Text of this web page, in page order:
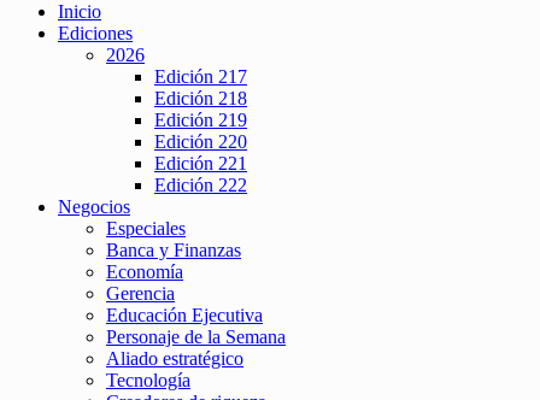
Inicio
Ediciones
2026
Edición 217
Edición 218
Edición 219
Edición 220
Edición 221
Edición 222
Negocios
Especiales
Banca y Finanzas
Economía
Gerencia
Educación Ejecutiva
Personaje de la Semana
Aliado estratégico
Tecnología